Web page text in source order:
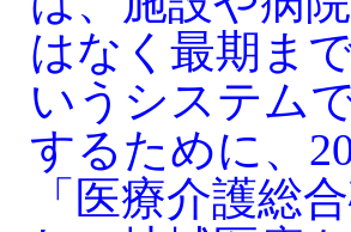
はなく最期ま
いうシステム
するために、
「医療介護総